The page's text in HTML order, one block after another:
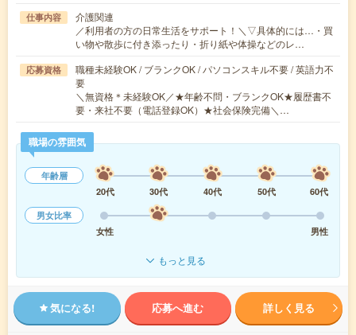
仕事内容
介護関連
／利用者の方の日常生活をサポート！＼▽具体的には…・買
い物や散歩に付き添ったり・折り紙や体操などのレ…
応募資格
職種未経験OK / ブランクOK / パソコンスキル不要 / 英語力不
要
＼無資格＊未経験OK／★年齢不問・ブランクOK★履歴書不
要・来社不要（電話登録OK）★社会保険完備＼…
職場の雰囲気
年齢層
20代
30代 40代 50代
60代
男女比率
女性
男性
もっと見る
気になる! 応募へ進む 詳しく見る